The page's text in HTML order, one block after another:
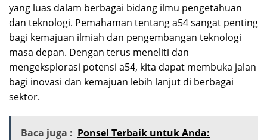
yang luas dalam berbagai bidang ilmu pengetahuan
dan teknologi. Pemahaman tentang a54 sangat penting
bagi kemajuan ilmiah dan pengembangan teknologi
masa depan. Dengan terus meneliti dan
mengeksplorasi potensi a54, kita dapat membuka jalan
bagi inovasi dan kemajuan lebih lanjut di berbagai
sektor.
Baca juga : Ponsel Terbaik untuk Anda: